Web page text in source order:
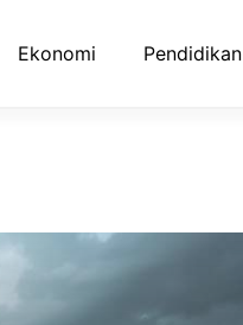
Ekonomi Pendidikan